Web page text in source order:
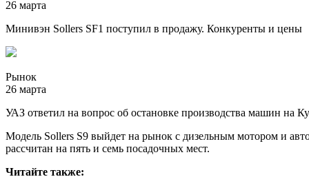
26 марта
Минивэн Sollers SF1 поступил в продажу. Конкуренты и цены
Рынок
26 марта
УАЗ ответил на вопрос об остановке производства машин на
Модель Sollers S9 выйдет на рынок с дизельным мотором и
рассчитан на пять и семь посадочных мест.
Читайте также: